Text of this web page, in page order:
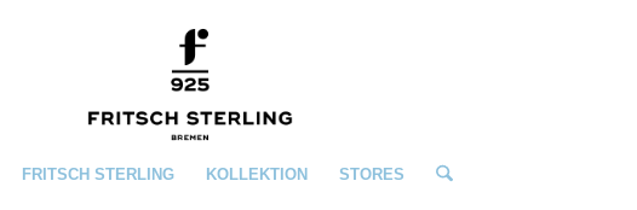
FRITSCH STERLING KOLLEKTION STORES